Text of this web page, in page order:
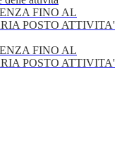
FINO AL
POSTO ATTIVITA'
FINO AL
POSTO ATTIVITA'